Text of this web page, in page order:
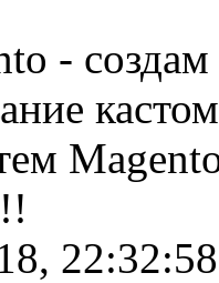
-
22:32:58